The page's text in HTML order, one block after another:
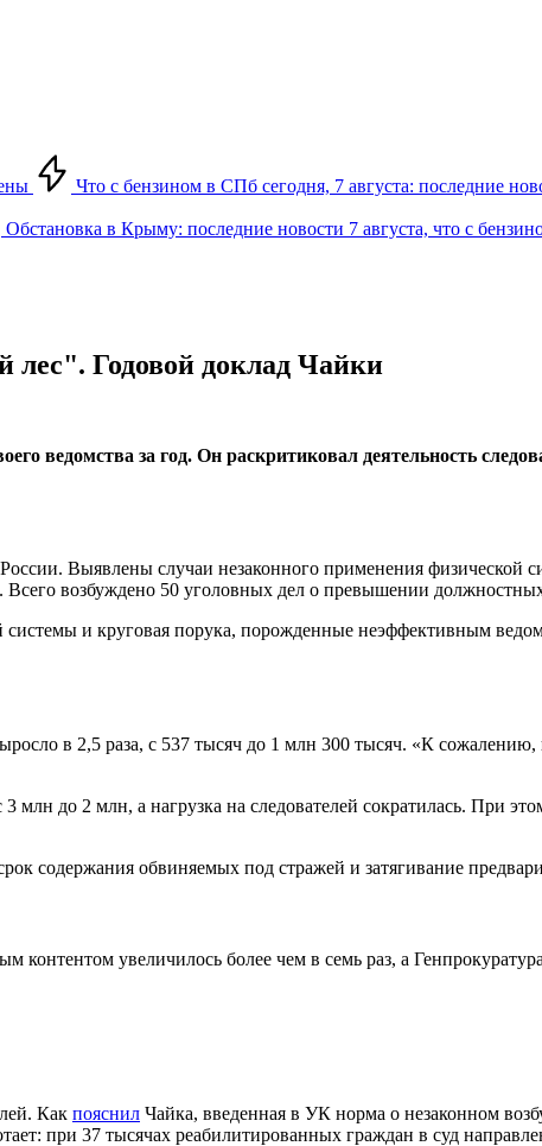
Что с бензином в СПб сегодня, 7 августа: последние
Обстановка в Крыму: последние новости 7 августа, что с
лес". Годовой доклад Чайки
ведомства за год. Он раскритиковал деятельность
Выявлены случаи незаконного применения физической
Всего возбуждено 50 уголовных дел о превышении
системы и круговая порука, порожденные неэффективным
в 2,5 раза, с 537 тысяч до 1 млн 300 тысяч. «К сожалению,
млн до 2 млн, а нагрузка на следователей сократилась. При
содержания обвиняемых под стражей и затягивание
контентом увеличилось более чем в семь раз, а
Как пояснил Чайка, введенная в УК норма о незаконном
при 37 тысячах реабилитированных граждан в суд